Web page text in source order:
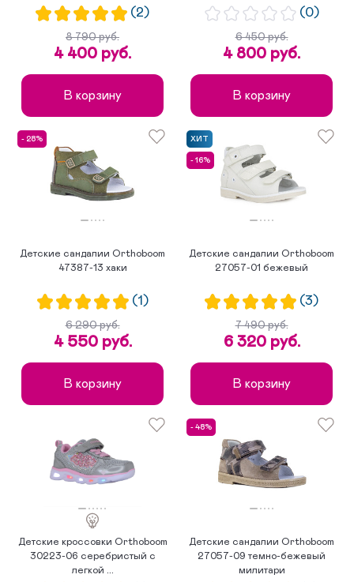
(2)
8 790 руб.
4 400 руб.
В корзину
(0)
6 450 руб.
4 800 руб.
В корзину
- 28%
Детские сандалии Orthoboom
47387-13 хаки
(1)
6 290 руб.
4 550 руб.
В корзину
ХИТ
- 16%
Детские сандалии Orthoboom
27057-01 бежевый
(3)
7 490 руб.
6 320 руб.
В корзину
Детские кроссовки Orthoboom
30223-06 серебристый с
легкой ...
- 48%
Детские сандалии Orthoboom
27057-09 темно-бежевый
милитари